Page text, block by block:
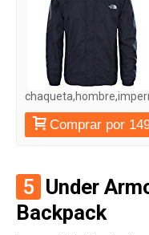
Comprar por
5 Under
Backpack